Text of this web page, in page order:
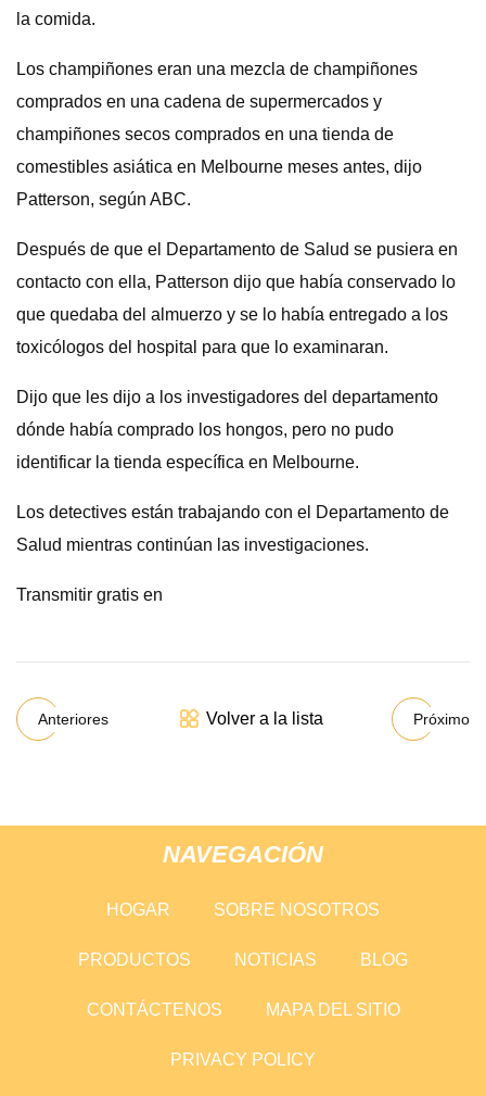
la comida.
Los champiñones eran una mezcla de champiñones
comprados en una cadena de supermercados y
champiñones secos comprados en una tienda de
comestibles asiática en Melbourne meses antes, dijo
Patterson, según ABC.
Después de que el Departamento de Salud se pusiera en
contacto con ella, Patterson dijo que había conservado lo
que quedaba del almuerzo y se lo había entregado a los
toxicólogos del hospital para que lo examinaran.
Dijo que les dijo a los investigadores del departamento
dónde había comprado los hongos, pero no pudo
identificar la tienda específica en Melbourne.
Los detectives están trabajando con el Departamento de
Salud mientras continúan las investigaciones.
Transmitir gratis en
Anteriores Volver a la lista Próximo
NAVEGACIÓN
HOGAR SOBRE NOSOTROS
PRODUCTOS NOTICIAS BLOG
CONTÁCTENOS MAPA DEL SITIO
PRIVACY POLICY